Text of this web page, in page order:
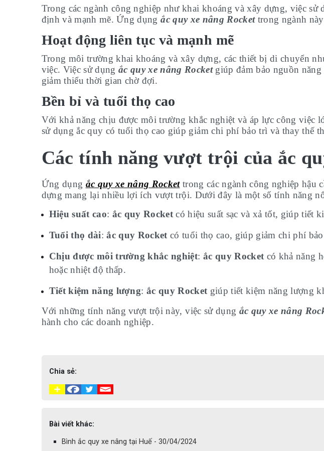
Trong các ngành công nghiệp như khai khoáng và xây dựng, việc
định và mạnh mẽ. Ứng dụngắc quy xe nâng Rockettrong ngành
Hoạt động liên tục và mạnh mẽ
Trong môi trường khai khoáng và xây dựng, các thiết bị di chuyển
việc. Việc sử dụng ắc quy xe nâng Rocketgiúp đảm bảo nguồn năng
giảm thiểu thời gian chờ đợi.
Bền bỉ và tuổi thọ cao
Với khả năng chịu được môi trường khắc nghiệt và áp lực công việc
sử dụng ắc quy có tuổi thọ cao giúp giảm chi phí bảo trì và thay thế
Các tính năng vượt trội của ắc
Ứng dụng ắc quy xe nâng Rockettrong các ngành công nghiệp hậu
dựng mang lại nhiều lợi ích vượt trội. Dưới đây là một số tính năng
Hiệu suất cao: ắc quy Rocketcó hiệu suất sạc và xả tốt, giúp tiết
Tuổi thọ dài:ắc quy Rocket có tuổi thọ cao, giúp giảm chi phí
Chịu được môi trường khắc nghiệt: ắc quy Rocket có khả năng
hoặc nhiệt độ thấp.
Tiết kiệm năng lượng: ắc quy Rocket giúp tiết kiệm năng lượng
Với những tính năng vượt trội này, việc sử dụng ắc quy xe nâng
hành cho các doanh nghiệp.
Chia sẻ:
Bài viết khác:
Bình ắc quy xe nâng tại Huế - 30/04/2024